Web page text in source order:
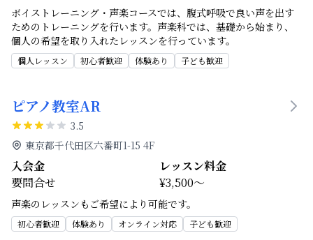
ボイストレーニング・声楽コースでは、腹式呼吸で良い声を出す
ためのトレーニングを行います。声楽科では、基礎から始まり、
個人の希望を取り入れたレッスンを行っています。
個人レッスン 初心者歓迎 体験あり 子ども歓迎
ピアノ教室AR
3.5
東京都千代田区六番町1-15 4F
入会金
要問合せ
レッスン料金
¥3,500～
声楽のレッスンもご希望により可能です。
初心者歓迎 体験あり オンライン対応 子ども歓迎